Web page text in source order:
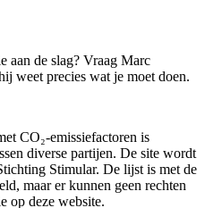
aan de slag? Vraag Marc
weet precies wat je moet doen.
CO₂-emissiefactoren is
diverse partijen. De site wordt
Stimular. De lijst is met de
maar er kunnen geen rechten
op deze website.